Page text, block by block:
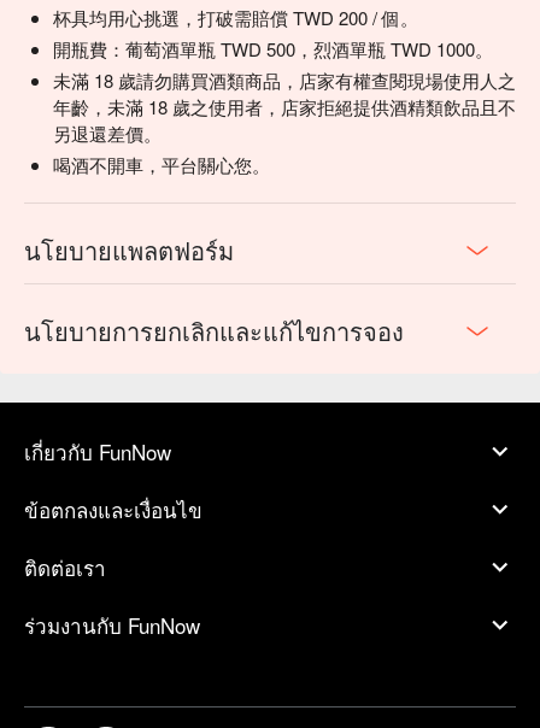
杯具均用心挑選，打破需賠償 TWD 200 / 個。
開瓶費：葡萄酒單瓶 TWD 500，烈酒單瓶 TWD 1000。
未滿 18 歲請勿購買酒類商品，店家有權查閱現場使用人之
年齡，未滿 18 歲之使用者，店家拒絕提供酒精類飲品且不
另退還差價。
喝酒不開車，平台關心您。
นโยบายแพลตฟอร์ม
นโยบายการยกเลิกและแก้ไขการจอง
เกี่ยวกับ FunNow
ข้อตกลงและเงื่อนไข
ติดต่อเรา
ร่วมงานกับ FunNow